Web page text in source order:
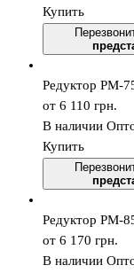
Купить
Редуктор РМ-
от 6 110 грн.
В наличии
Купить
Редуктор РМ-
от 6 170 грн.
В наличии